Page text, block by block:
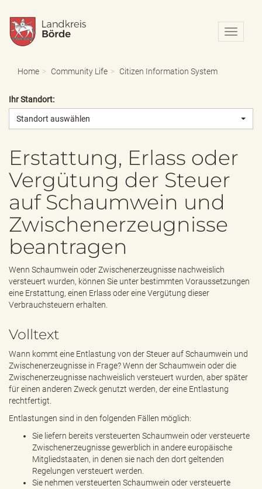
N
a
o
n
Home Community Life Citizen Information System
Ihr Standort:
Standort auswählen
Erstattung, Erlass oder
Vergütung der Steuer
auf Schaumwein und
Zwischenerzeugnisse
beantragen
Wenn Schaumwein oder Zwischenerzeugnisse nachweislich
versteuert wurden, können Sie unter bestimmten Voraussetzungen
eine Erstattung, einen Erlass oder eine Vergütung dieser
Verbrauchsteuern erhalten.
Volltext
Wann kommt eine Entlastung von der Steuer auf Schaumwein und
Zwischenerzeugnisse in Frage? Wenn der Schaumwein oder die
Zwischenerzeugnisse nachweislich versteuert wurden, aber später
für einen anderen Zweck genutzt werden, der eine Entlastung
rechtfertigt.
Entlastungen sind in den folgenden Fällen möglich:
Sie liefern bereits versteuerten Schaumwein oder versteuerte
Zwischenerzeugnisse gewerblich in andere europäische
Mitgliedstaaten, in denen sie nach den dort geltenden
Regelungen versteuert werden.
Sie nehmen versteuerten Schaumwein oder versteuerte